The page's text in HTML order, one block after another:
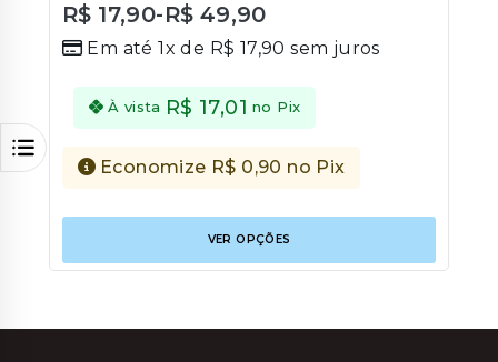
out
R$ 17,90-R$ 49,90
Em até 1x de R$ 17,90 sem juros
À vista R$ 17,01 no Pix
Economize R$ 0,90 no Pix
VER OPÇÕES
tem
As